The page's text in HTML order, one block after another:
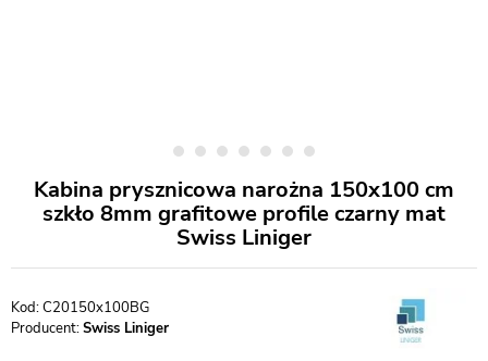
Kabina prysznicowa narożna 150x100 cm
szkło 8mm grafitowe profile czarny mat
Swiss Liniger
C20150x100BG
Producent:Swiss Liniger